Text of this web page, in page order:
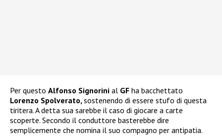
Per questo Alfonso Signorini al GF ha bacchettato
Lorenzo Spolverato,sostenendo di essere stufo di questa
tiritera. A detta sua sarebbe il caso di giocare a carte
scoperte. Secondo il conduttore basterebbe dire
semplicemente che nomina il suo compagno per antipatia.